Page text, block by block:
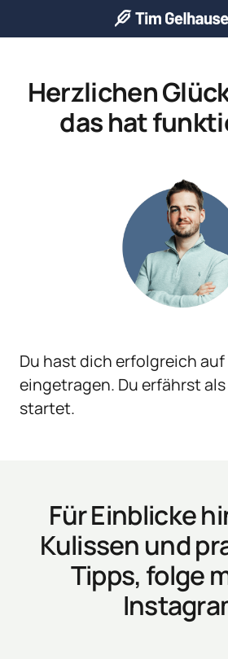
Herzlichen
das hat
Du hast dich erfolgreich
eingetragen. Du erfährst
startet.
Für Einblicke
Kulissen und
Tipps, folge